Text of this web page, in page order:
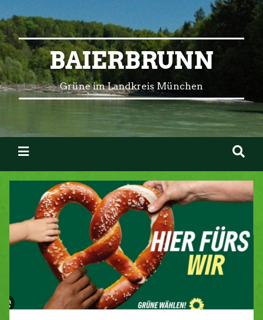
BAIERBRUNN
Grüne im Landkreis München